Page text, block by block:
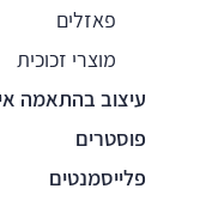
פאזלים
מוצרי זכוכית
עיצוב בהתאמה
פוסטרים
פלייסמנטים